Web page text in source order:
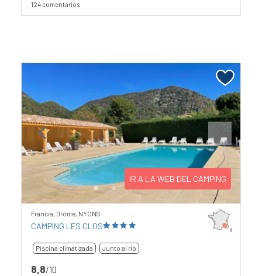
124 comentarios
Previous Next
IR A LA WEB DEL CAMPING
Francia, Drôme, NYONS
CAMPING LES CLOS
Piscina climatizada Junto al río
8,8/10